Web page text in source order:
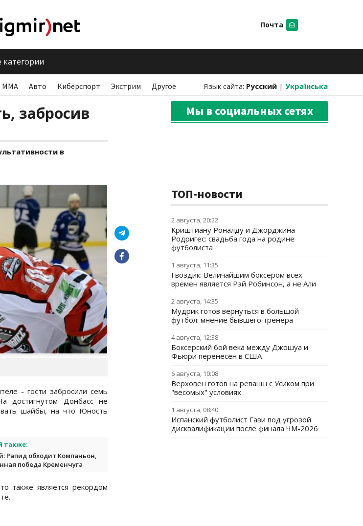
Почта
категории
ММА Авто Киберспорт Экстрим Другое Язык сайта: Русский | Українська
забросив
в
- гости забросили семь
достигнутом Донбасс не
шайбы, на что Юность
также:
Рапид обходит Компаньон,
победа Кременчуга
также является рекордом
Мы в социальных сетях
ТОП-новости
2 августа, 20:22
Криштиану Роналду и Джорджина
Родригес: свадьба года на родине
футболиста
1 августа, 11:35
Гвоздик: Величайшим боксером всех
времен является Рэй Робинсон, а не Али
2 августа, 14:35
Мудрик готов вернуться в большой
футбол: мнение бывшего тренера
4 августа, 12:38
Боксерский бой века между Джошуа и
Фьюри перенесен в США
6 августа, 10:08
Верховен готов на реванш с Усиком при
"весомых" условиях
1 августа, 08:40
Испанский футболист Гави под угрозой
дисквалификации после финала ЧМ-2026